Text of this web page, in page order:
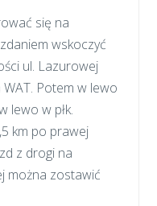
się na
wskoczyć
ul. Lazurowej
Potem w lewo
lewo w płk.
km po prawej
z drogi na
można zostawić